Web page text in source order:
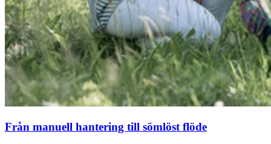
Från manuell hantering till sömlöst flöde